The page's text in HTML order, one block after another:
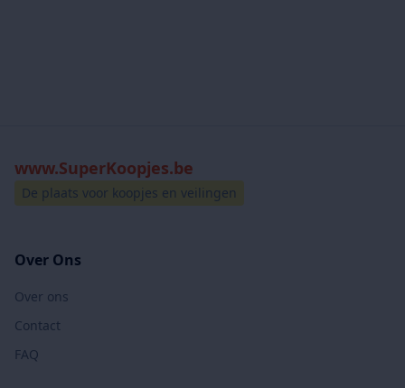
www.SuperKoopjes.be
De plaats voor koopjes en veilingen
Over Ons
Over ons
Contact
FAQ